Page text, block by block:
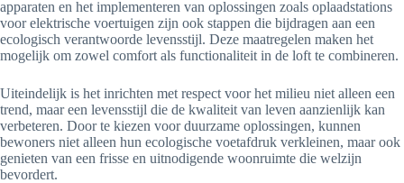
apparaten en het implementeren van oplossingen zoals oplaadstations
voor elektrische voertuigen zijn ook stappen die bijdragen aan een
ecologisch verantwoorde levensstijl. Deze maatregelen maken het
mogelijk om zowel comfort als functionaliteit in de loft te combineren.
Uiteindelijk is het inrichten met respect voor het milieu niet alleen een
trend, maar een levensstijl die de kwaliteit van leven aanzienlijk kan
verbeteren. Door te kiezen voor duurzame oplossingen, kunnen
bewoners niet alleen hun ecologische voetafdruk verkleinen, maar ook
genieten van een frisse en uitnodigende woonruimte die welzijn
bevordert.